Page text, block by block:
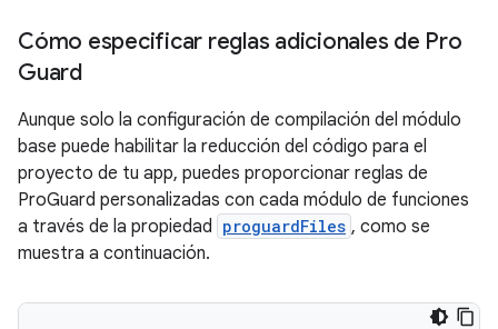
Cómo especificar reglas adicionales de Pro
Guard
Aunque solo la configuración de compilación del módulo
base puede habilitar la reducción del código para el
proyecto de tu app, puedes proporcionar reglas de
ProGuard personalizadas con cada módulo de funciones
a través de la propiedad proguardFiles , como se
muestra a continuación.